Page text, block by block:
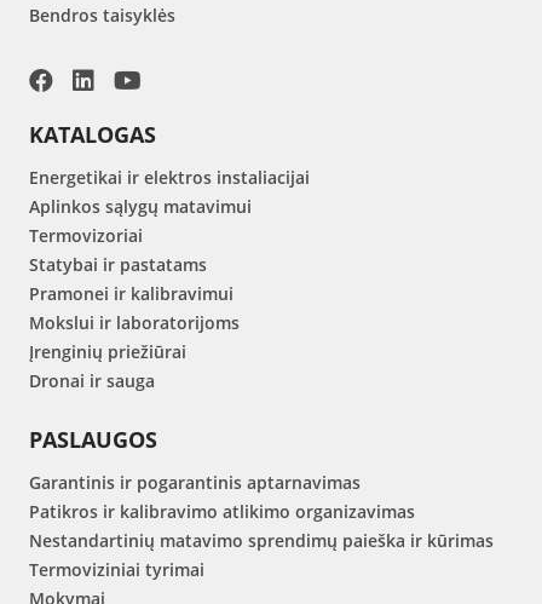
Bendros taisyklės
KATALOGAS
Energetikai ir elektros instaliacijai
Aplinkos sąlygų matavimui
Termovizoriai
Statybai ir pastatams
Pramonei ir kalibravimui
Mokslui ir laboratorijoms
Įrenginių priežiūrai
Dronai ir sauga
PASLAUGOS
Garantinis ir pogarantinis aptarnavimas
Patikros ir kalibravimo atlikimo organizavimas
Nestandartinių matavimo sprendimų paieška ir kūrimas
Termoviziniai tyrimai
Mokymai